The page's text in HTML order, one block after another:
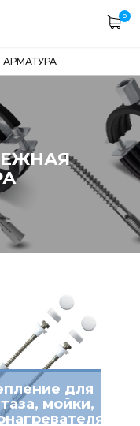
0
для
мойки,